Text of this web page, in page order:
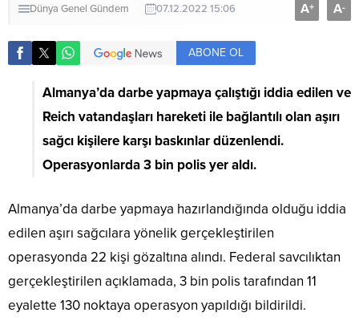
Dünya Genel Gündem 07.12.2022 15:06 A+ A-
ABONE OL
Almanya’da darbe yapmaya çalıştığı iddia edilen ve
Reich vatandaşları hareketi ile bağlantılı olan aşırı
sağcı kişilere karşı baskınlar düzenlendi.
Operasyonlarda 3 bin polis yer aldı.
Almanya’da darbe yapmaya hazırlandığında olduğu iddia
edilen aşırı sağcılara yönelik gerçekleştirilen
operasyonda 22 kişi gözaltına alındı. Federal savcılıktan
gerçekleştirilen açıklamada, 3 bin polis tarafından 11
eyalette 130 noktaya operasyon yapıldığı bildirildi.